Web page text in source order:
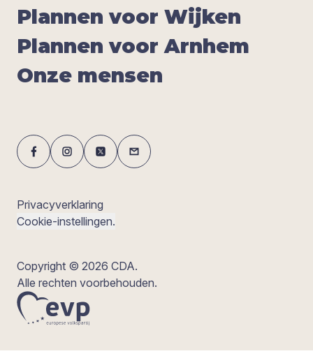
Plan­nen voor Wij­ken
Plan­nen voor Arn­hem
Onze men­sen
Privacyverklaring
Cookie-instellingen.
Copyright © 2026 CDA.
Alle rechten voorbehouden.